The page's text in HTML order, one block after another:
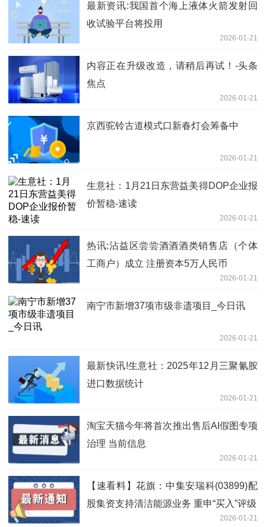
最新资讯:我国首个海上液体火箭发射回
收试验平台将投用
2026-01-21
内容正在升级改造，请稍后再试！-头条
焦点
2026-01-21
京西驼铃古道模式口新春灯会筹备中
2026-01-21
生意社：1月21日东营益美得DOP企业报
价暂稳-速读
2026-01-21
热讯:沾益区尝尝酒酒酒类销售店（个体
工商户）成立 注册资本5万人民币
2026-01-21
南宁市新增37项市级非遗项目_今日讯
2026-01-21
最新快讯!生意社：2025年12月三聚氰胺
进口数据统计
2026-01-21
淘宝天猫今年将首次推出售后AI假图专项
治理 当前信息
2026-01-21
【速看料】花旗：中集安瑞科(03899)配
股集资支持清洁能源业务 重申“买入”评级
2026-01-21